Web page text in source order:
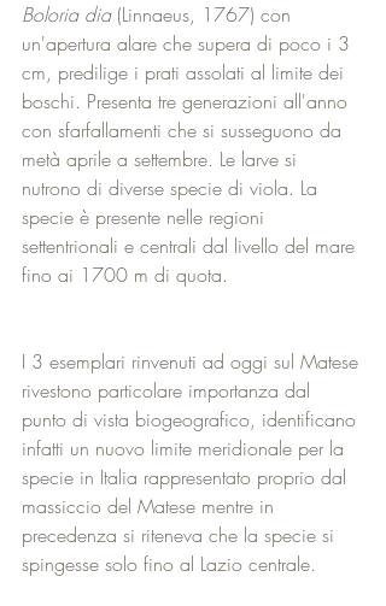
Boloria dia (Linnaeus, 1767) con
un'apertura alare che supera di poco i 3
cm, predilige i prati assolati al limite dei
boschi. Presenta tre generazioni all'anno
con sfarfallamenti che si susseguono da
metà aprile a settembre. Le larve si
nutrono di diverse specie di viola. La
specie è presente nelle regioni
settentrionali e centrali dal livello del mare
fino ai 1700 m di quota.
I 3 esemplari rinvenuti ad oggi sul Matese
rivestono particolare importanza dal
punto di vista biogeografico, identificano
infatti un nuovo limite meridionale per la
specie in Italia rappresentato proprio dal
massiccio del Matese mentre in
precedenza si riteneva che la specie si
spingesse solo fino al Lazio centrale.